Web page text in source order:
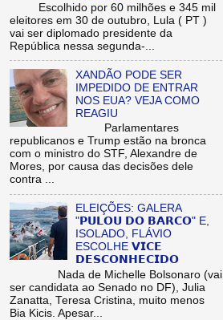
Escolhido por 60 milhões e 345 mil
eleitores em 30 de outubro, Lula ( PT )
vai ser diplomado presidente da
República nessa segunda-...
XANDÃO PODE SER
IMPEDIDO DE ENTRAR
NOS EUA? VEJA COMO
REAGIU
Parlamentares
republicanos e Trump estão na bronca
com o ministro do STF, Alexandre de
Mores, por causa das decisões dele
contra ...
ELEIÇÕES: GALERA
"𝗣𝗨𝗟𝗢𝗨 𝗗𝗢 𝗕𝗔𝗥𝗖𝗢" E,
ISOLADO, FLÁVIO
ESCOLHE 𝗩𝗜𝗖𝗘
𝗗𝗘𝗦𝗖𝗢𝗡𝗛𝗘𝗖𝗜𝗗𝗢
Nada de Michelle Bolsonaro (vai
ser candidata ao Senado no DF), Julia
Zanatta, Teresa Cristina, muito menos
Bia Kicis. Apesar...